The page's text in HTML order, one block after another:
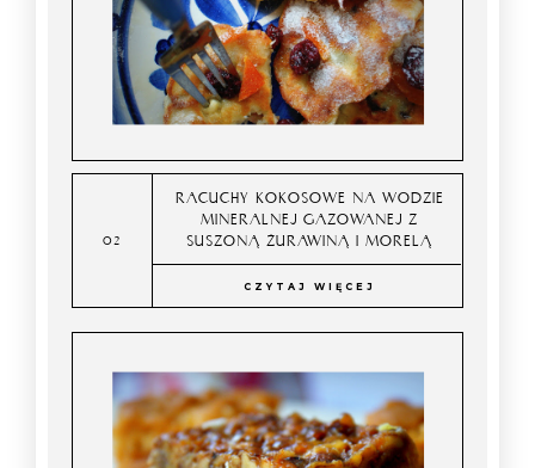
RACUCHY KOKOSOWE NA WODZIE
MINERALNEJ GAZOWANEJ Z
SUSZONĄ ŻURAWINĄ I MORELĄ
CZYTAJ WIĘCEJ